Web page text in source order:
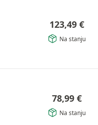
123,49 €
Na stanju
78,99 €
Na stanju